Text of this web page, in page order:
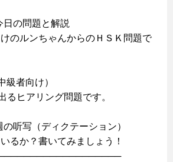
日の問題と解説
けのルンちゃんからのＨＳＫ問題で
級者向け）
るヒアリング問題です。
听写（ディクテーション）
るか？書いてみましょう！